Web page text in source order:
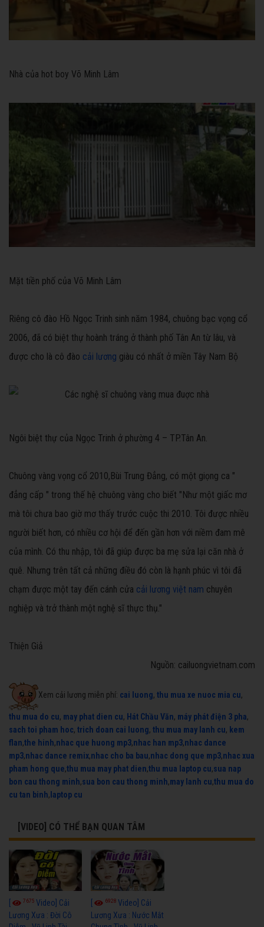
Nhà của hot boy Võ Minh Lâm
Mặt tiền phố của Võ Minh Lâm
Riêng cô đào Hồ Ngọc Trinh sinh năm 1984, chuông bạc vọng cổ
2006, đã có biệt thự hoành tráng ở thành phố Tân An từ lâu, và
được cho là cô đào cải lương giàu có nhất ở miền Tây Nam Bộ
Ngôi biệt thự của Ngọc Trinh ở phường 4 – TP.Tân An.
Chuông vàng vọng cổ 2010,Bùi Trung Đẳng, có một giọng ca "
đẳng cấp " trong thế hệ chuông vàng cho biết "Như một giấc mơ
mà tôi chưa bao giờ mơ thấy trước cuộc thi 2010. Tôi được nhiều
người biết hơn, có nhiều cơ hội để đến gần hơn với niềm đam mê
của mình. Có thu nhập, tôi đã giúp được ba mẹ sửa lại căn nhà ở
quê. Nhưng trên tất cả những điều đó còn là hạnh phúc vì tôi đã
chạm được một tay đến cánh cửa cải lương việt nam chuyên
nghiệp và trở thành một nghệ sĩ thực thụ."
Thiện Giả
Nguồn: cailuongvietnam.com
Xem cải lương miễn phí: cai luong, thu mua xe nuoc mia cu,
thu mua do cu, may phat dien cu, Hát Chầu Văn, máy phát điện 3 pha,
sach toi pham hoc, trich doan cai luong, thu mua may lanh cu, kem
flan,the hinh,nhac que huong mp3,nhac han mp3,nhac dance
mp3,nhac dance remix,nhac cho ba bau,nhac dong que mp3,nhac xua
pham hong que,thu mua may phat dien,thu mua laptop cu,sua nap
bon cau thong minh,sua bon cau thong minh,may lanh cu,thu mua do
cu tan binh, laptop cu
[VIDEO] CÓ THỂ BẠN QUAN TÂM
7675 Video] Cải
Lương Xưa : Đời Cô
6928Video] Cải
Lương Xưa : Nước Mắt